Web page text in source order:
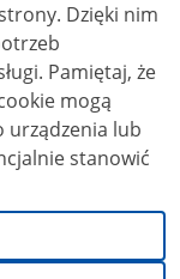
nim
że
mogą
urządzenia lub
stanowić